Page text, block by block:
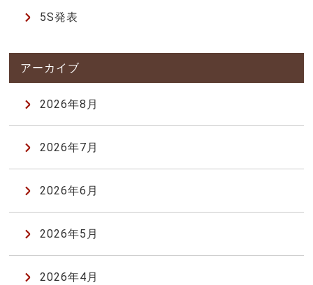
5S発表
2026年8月
2026年7月
2026年6月
2026年5月
2026年4月